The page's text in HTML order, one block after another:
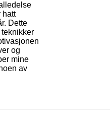
hatt
Dette
og
mine
av